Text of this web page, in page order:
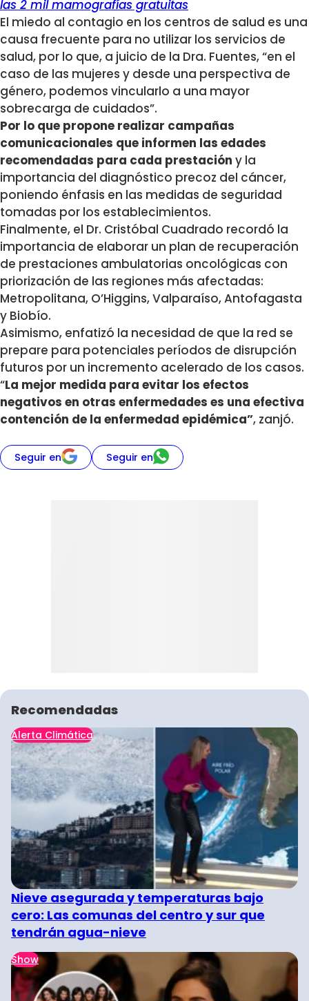
las 2 mil mamografías gratuitas
El miedo al contagio en los centros de salud es una
causa frecuente para no utilizar los servicios de
salud, por lo que, a juicio de la Dra. Fuentes, “en el
caso de las mujeres y desde una perspectiva de
género, podemos vincularlo a una mayor
sobrecarga de cuidados”.
Por lo que propone realizar campañas
comunicacionales que informen las edades
recomendadas para cada prestación y la
importancia del diagnóstico precoz del cáncer,
poniendo énfasis en las medidas de seguridad
tomadas por los establecimientos.
Finalmente, el Dr. Cristóbal Cuadrado recordó la
importancia de elaborar un plan de recuperación
de prestaciones ambulatorias oncológicas con
priorización de las regiones más afectadas:
Metropolitana, O’Higgins, Valparaíso, Antofagasta
y Biobío.
Asimismo, enfatizó la necesidad de que la red se
prepare para potenciales períodos de disrupción
futuros por un incremento acelerado de los casos.
“La mejor medida para evitar los efectos
negativos en otras enfermedades es una efectiva
contención de la enfermedad epidémica”, zanjó.
Seguir en Seguir en
Recomendadas
Alerta Climática
Nieve asegurada y temperaturas bajo
cero: Las comunas del centro y sur que
tendrán agua-nieve
Show